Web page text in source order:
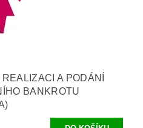
A PODÁNÍ
BANKROTU